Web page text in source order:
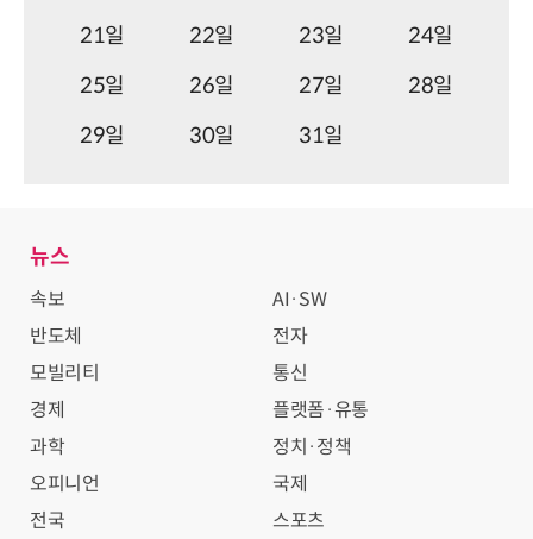
21일
22일 23일
24일
25일
26일 27일
28일
29일
30일 31일
뉴스
속보
AI·SW
반도체
전자
모빌리티
통신
경제
플랫폼·유통
과학
정치·정책
오피니언
국제
전국
스포츠